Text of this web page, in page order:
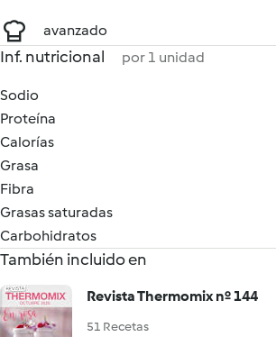
avanzado
Inf. nutricional por 1 unidad
Sodio
Proteína
Calorías
Grasa
Fibra
Grasas saturadas
Carbohidratos
También incluido en
Revista Thermomix nº 144
51 Recetas